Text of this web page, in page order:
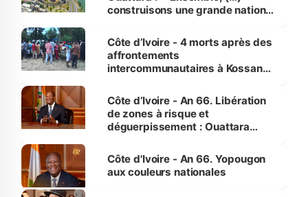
construisons une grande nation
générations futures »
Côte d’Ivoire - 4 morts après des
affrontements
intercommunautaires à Kossandji
milieu des sinistrés
Côte d’Ivoire - An 66. Libération
de zones à risque et
déguerpissement : Ouattara
l'Etat de droit pour préserver les
vies humaines »
Côte d'Ivoire - An 66. Yopougon
aux couleurs nationales